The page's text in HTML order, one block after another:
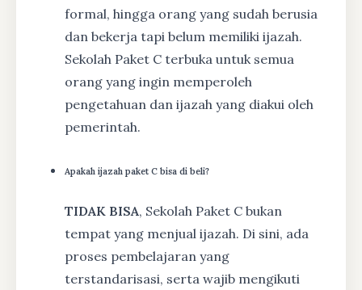
formal, hingga orang yang sudah berusia
dan bekerja tapi belum memiliki ijazah.
Sekolah Paket C terbuka untuk semua
orang yang ingin memperoleh
pengetahuan dan ijazah yang diakui oleh
pemerintah.
Apakah ijazah paket C bisa di beli?
TIDAK BISA, Sekolah Paket C bukan
tempat yang menjual ijazah. Di sini, ada
proses pembelajaran yang
terstandarisasi, serta wajib mengikuti